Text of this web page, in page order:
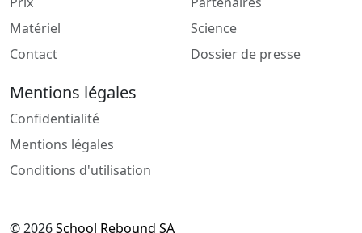
Matériel
Contact
Science
Dossier de presse
Mentions légales
Confidentialité
Mentions légales
Conditions d'utilisation
© 2026School Rebound SA